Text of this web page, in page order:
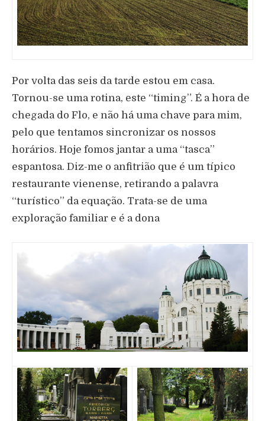
Por volta das seis da tarde estou em casa.
Tornou-se uma rotina, este “timing”. É a hora de
chegada do Flo, e não há uma chave para mim,
pelo que tentamos sincronizar os nossos
horários. Hoje fomos jantar a uma “tasca”
espantosa. Diz-me o anfitrião que é um típico
restaurante vienense, retirando a palavra
“turístico” da equação. Trata-se de uma
exploração familiar e é a dona